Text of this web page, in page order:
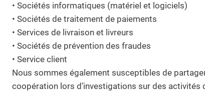
• Sociétés informatiques (matériel et logiciels)
• Sociétés de traitement de paiements
• Services de livraison et livreurs
• Sociétés de prévention des fraudes
• Service client
Nous sommes également susceptibles de
coopération lors d’investigations sur des activités